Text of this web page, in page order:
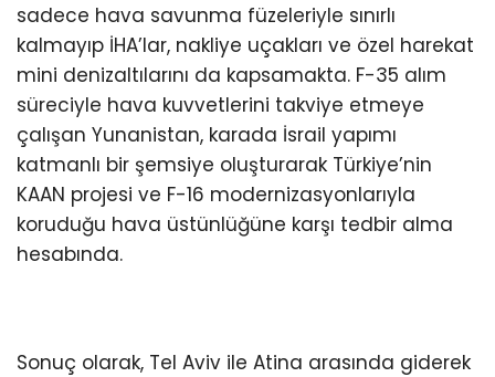
sadece hava savunma füzeleriyle sınırlı
kalmayıp İHA’lar, nakliye uçakları ve özel harekat
mini denizaltılarını da kapsamakta. F-35 alım
süreciyle hava kuvvetlerini takviye etmeye
çalışan Yunanistan, karada İsrail yapımı
katmanlı bir şemsiye oluşturarak Türkiye’nin
KAAN projesi ve F-16 modernizasyonlarıyla
koruduğu hava üstünlüğüne karşı tedbir alma
hesabında.
Sonuç olarak, Tel Aviv ile Atina arasında giderek